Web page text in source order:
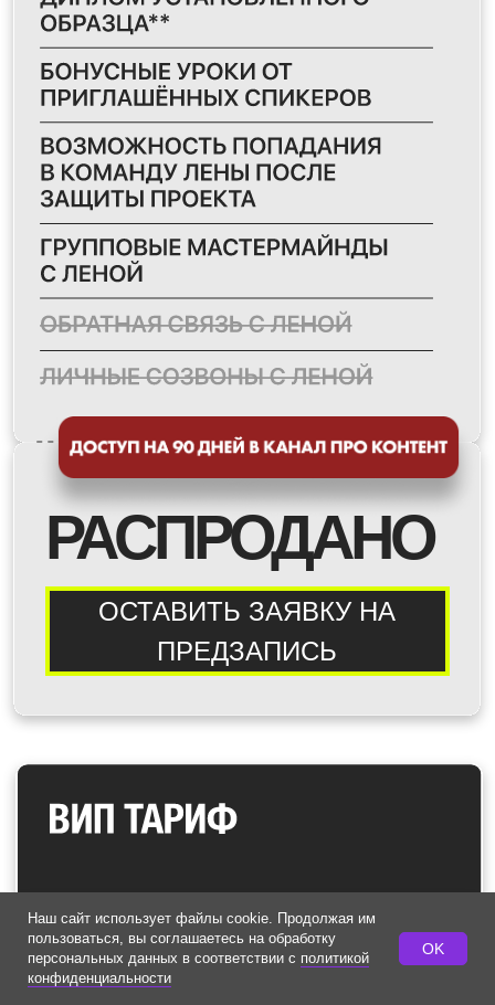
Наш сайт использует файлы cookie. Продолжая им
пользоваться, вы соглашаетесь на обработку
персональных данных в соответствии с политикой
конфиденциальности
OK